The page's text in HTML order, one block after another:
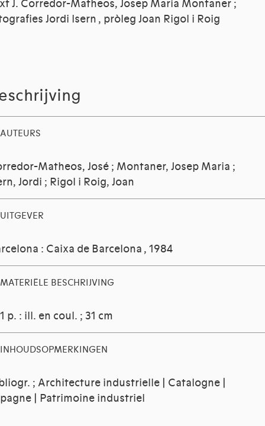
J. Corredor-Matheos, Josep Maria Montaner ;
Jordi Isern , pròleg Joan Rigol i Roig
AUTEURS
Matheos, José ; Montaner, Josep Maria ;
Jordi ; Rigol i Roig, Joan
UITGEVER
: Caixa de Barcelona , 1984
MATERIËLE BESCHRIJVING
p. : ill. en coul. ; 31 cm
INHOUDSOPMERKINGEN
; Architecture industrielle | Catalogne |
| Patrimoine industriel